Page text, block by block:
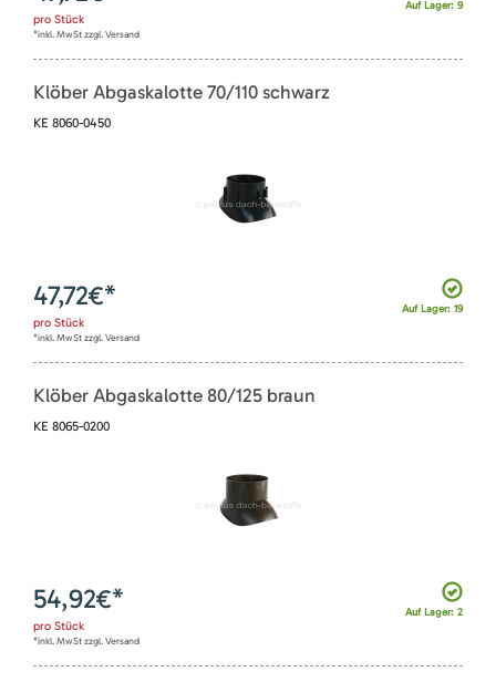
Auf Lager: 9
pro Stück
*inkl. MwSt zzgl. Versand
Klöber Abgaskalotte 70/110 schwarz
KE 8060-0450
Auf Lager: 19
47,72€*
pro Stück
*inkl. MwSt zzgl. Versand
Klöber Abgaskalotte 80/125 braun
KE 8065-0200
Auf Lager: 2
54,92€*
pro Stück
*inkl. MwSt zzgl. Versand